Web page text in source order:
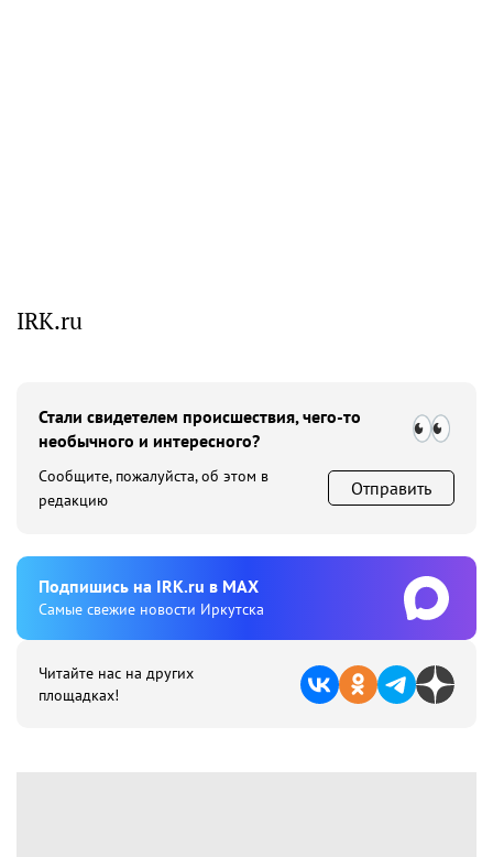
IRK.ru
Стали свидетелем происшествия, чего-то
необычного и интересного?
Сообщите, пожалуйста, об этом в
редакцию
Отправить
Подпишиcь на IRK.ru в MAX
Cамые свежие новости Иркутска
Читайте нас на других
площадках!